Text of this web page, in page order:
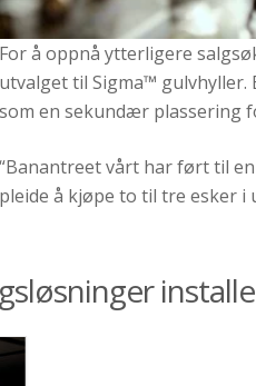
For å oppnå ytterligere
utvalget til Sigma™
som en sekundær plassering
“Banantreet vårt har ført til
pleide å kjøpe to til tre esker i